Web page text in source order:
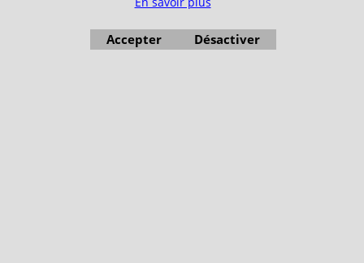
Accepter Désactiver